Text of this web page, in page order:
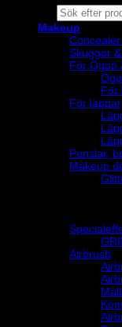
Products
search
Makeup
Skuggor
För Ögon
För
För läppar
Penslar,
Makeup
Airbrush